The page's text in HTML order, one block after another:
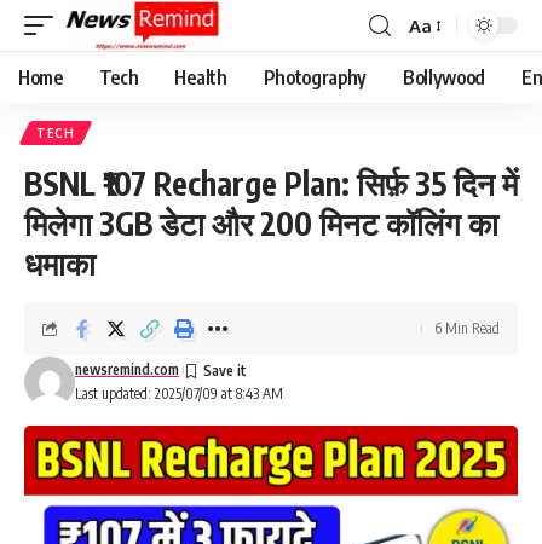
Font
Resizer
Aa
Home Tech Health Photography Bollywood
TECH
BSNL ₹107 Recharge Plan: सिर्फ़ 35 दिन में
मिलेगा 3GB डेटा और 200 मिनट कॉलिंग का
धमाका
Last updated: 2025/07/09 at 8:43 AM
newsremind.com
6 Min Read